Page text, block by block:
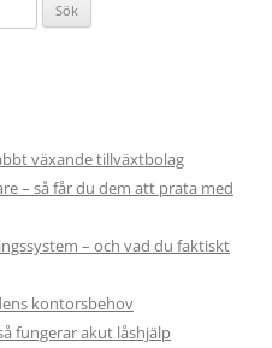
växande tillväxtbolag
– så får du dem att prata med
– och vad du faktiskt
kontorsbehov
fungerar akut låshjälp